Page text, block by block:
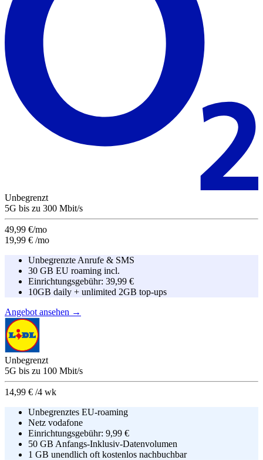
Unbegrenzt
5G bis zu 300 Mbit/s
49,99 €/mo
19,99 € /mo
Unbegrenzte Anrufe & SMS
30 GB EU roaming incl.
Einrichtungsgebühr: 39,99 €
10GB daily + unlimited 2GB top-ups
Angebot ansehen →
Unbegrenzt
5G bis zu 100 Mbit/s
14,99 € /4 wk
Unbegrenztes EU-roaming
Netz vodafone
Einrichtungsgebühr: 9,99 €
50 GB Anfangs-Inklusiv-Datenvolumen
1 GB unendlich oft kostenlos nachbuchbar